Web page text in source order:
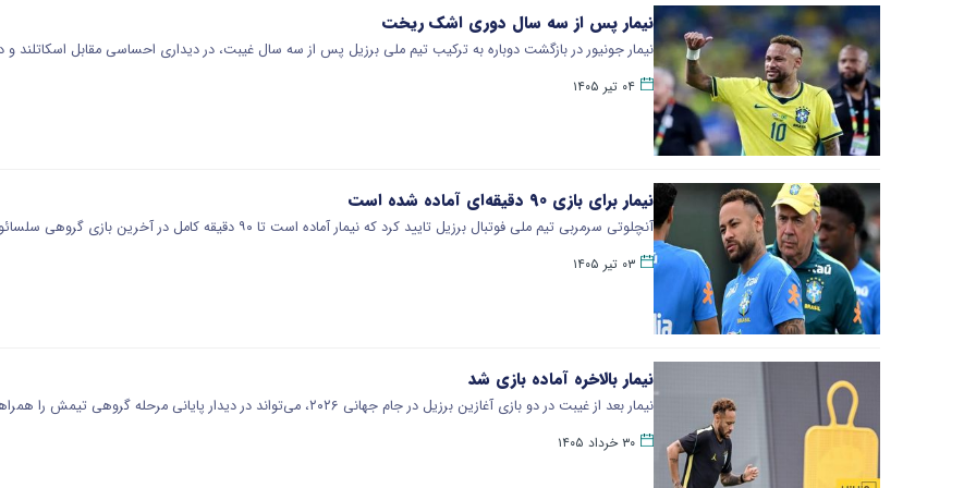
نیمار پس از سه سال دوری اشک ریخت
نیمار جونیور در بازگشت دوباره به ترکیب تیم ملی برزیل پس از سه سال غیبت، در دیداری احساسی مقابل اسکاتلند و
۰۴ تیر ۱۴۰۵
نیمار برای بازی ۹۰ دقیقه‌ای آماده شده است
آنچلوتی سرمربی تیم ملی فوتبال برزیل تایید کرد که نیمار آماده است تا ۹۰ دقیقه کامل در آخرین بازی گروهی سلسائو در جام…
۰۳ تیر ۱۴۰۵
نیمار بالاخره آماده بازی شد
نیمار بعد از غیبت در دو بازی آغازین برزیل در جام جهانی ۲۰۲۶، می‌تواند در دیدار پایانی مرحله گروهی تیمش را همراهی کند.
۳۰ خرداد ۱۴۰۵